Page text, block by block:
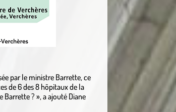
par le ministre Barrette, ce
de 6 des 8 hôpitaux de la
Barrette ? », a ajouté Diane